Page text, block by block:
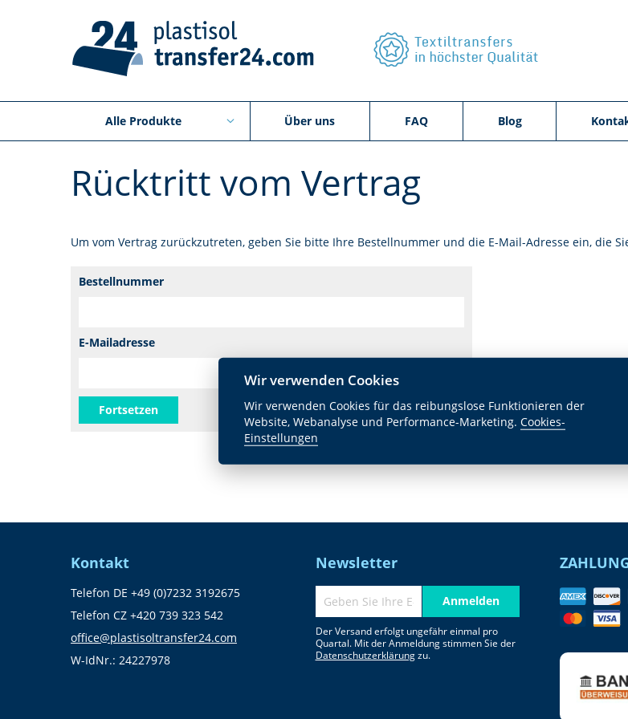
Alle Produkte Über uns FAQ Blog
Rücktritt vom Vertrag
Um vom Vertrag zurückzutreten, geben Sie bitte Ihre Bestellnummer und die E-Mail-Adresse ein, die
Bestellnummer
E-Mailadresse
Fortsetzen
Kontakt
Telefon DE +49 (0)7232 3192675
Telefon CZ +420 739 323 542
office@plastisoltransfer24.com
W-IdNr.: 24227978
Newsletter
Anmelden
Der Versand erfolgt ungefähr einmal pro
Quartal. Mit der Anmeldung stimmen Sie der
Datenschutzerklärungzu.
Wir verwenden Cookies
Wir verwenden Cookies für das reibungslose Funktionieren der
Website, Webanalyse und Performance-Marketing. Cookies-
Einstellungen